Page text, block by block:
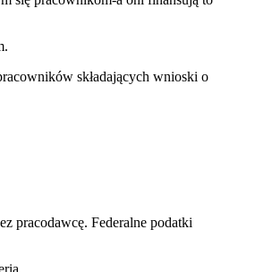
składających wnioski o
pracodawcę. Federalne podatki